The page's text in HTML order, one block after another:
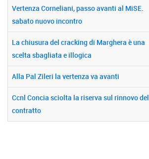
Vertenza Corneliani, passo avanti al MiSE.
sabato nuovo incontro
La chiusura del cracking di Marghera è una
scelta sbagliata e illogica
Alla Pal Zileri la vertenza va avanti
Ccnl Concia sciolta la riserva sul rinnovo del
contratto